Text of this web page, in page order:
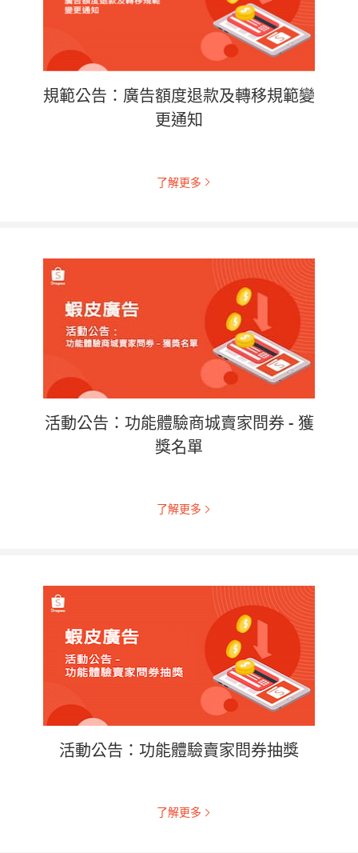
規範公告：廣告額度退款及轉移規範變
更通知
了解更多
活動公告：功能體驗商城賣家問券 - 獲
獎名單
了解更多
活動公告：功能體驗賣家問券抽獎
了解更多